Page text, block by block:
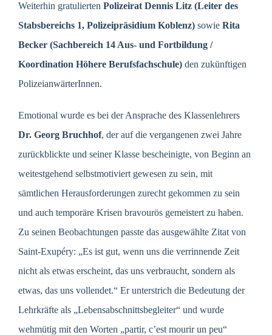
Weiterhin gratulierten Polizeirat Dennis Litz (Leiter des
Stabsbereichs 1, Polizeipräsidium Koblenz) sowie Rita
Becker (Sachbereich 14 Aus- und Fortbildung /
Koordination Höhere Berufsfachschule) den zukünftigen
PolizeianwärterInnen.
Emotional wurde es bei der Ansprache des Klassenlehrers
Dr. Georg Bruchhof, der auf die vergangenen zwei Jahre
zurückblickte und seiner Klasse bescheinigte, von Beginn an
weitestgehend selbstmotiviert gewesen zu sein, mit
sämtlichen Herausforderungen zurecht gekommen zu sein
und auch temporäre Krisen bravourös gemeistert zu haben.
Zu seinen Beobachtungen passte das ausgewählte Zitat von
Saint-Exupéry: „Es ist gut, wenn uns die verrinnende Zeit
nicht als etwas erscheint, das uns verbraucht, sondern als
etwas, das uns vollendet.“ Er unterstrich die Bedeutung der
Lehrkräfte als „Lebensabschnittsbegleiter“ und wurde
wehmütig mit den Worten „partir, c’est mourir un peu“